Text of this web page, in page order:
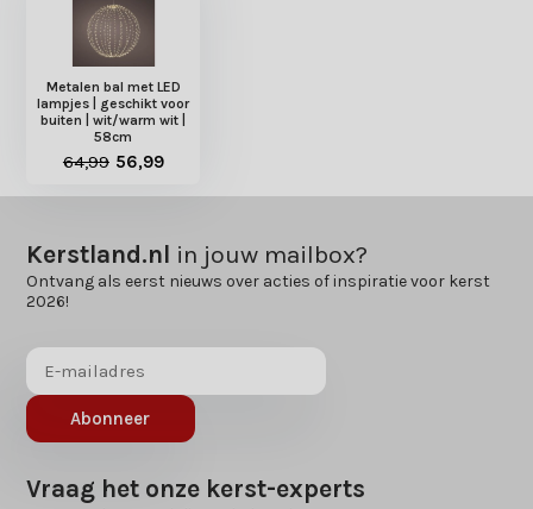
Metalen bal met LED
lampjes | geschikt voor
buiten | wit/warm wit |
58cm
64,99 56,99
Kerstland.nl in jouw mailbox?
Ontvang als eerst nieuws over acties of inspiratie voor kerst
2026!
Abonneer
Vraag het onze kerst-experts